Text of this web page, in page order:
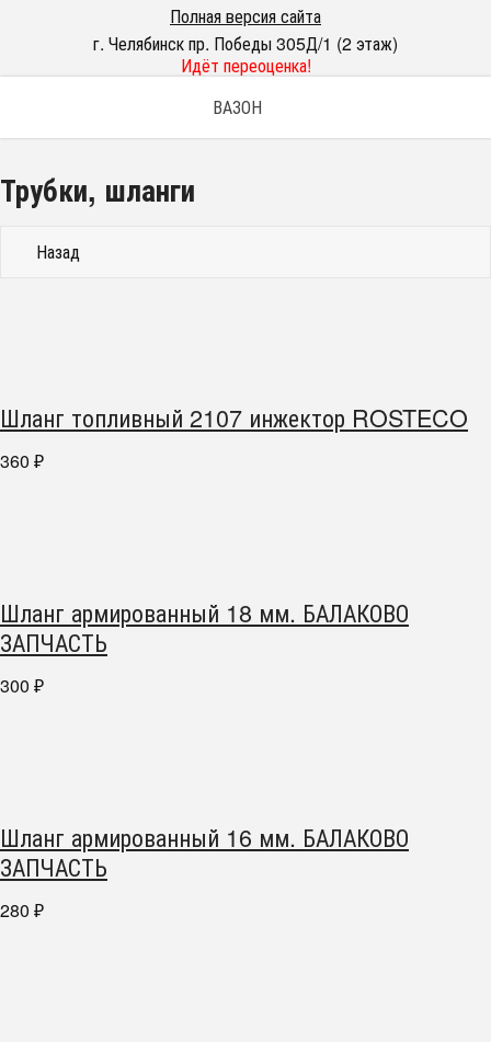
Полная версия сайта
г. Челябинск пр. Победы 305Д/1 (2 этаж)
Идёт переоценка!
ВАЗОН
Трубки, шланги
Назад
Шланг топливный 2107 инжектор ROSTECO
360 ₽
Шланг армированный 18 мм. БАЛАКОВО
ЗАПЧАСТЬ
300 ₽
Шланг армированный 16 мм. БАЛАКОВО
ЗАПЧАСТЬ
280 ₽